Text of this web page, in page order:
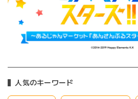
人気のキーワード